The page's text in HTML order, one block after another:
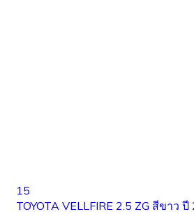
15
TOYOTA VELLFIRE 2.5 ZG สีขาว